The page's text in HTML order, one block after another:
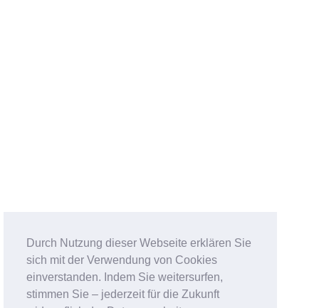
Durch Nutzung dieser Webseite erklären Sie
sich mit der Verwendung von Cookies
einverstanden. Indem Sie weitersurfen,
stimmen Sie – jederzeit für die Zukunft